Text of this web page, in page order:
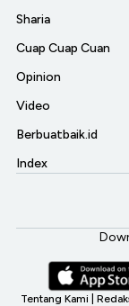
Sharia
Cuap Cuap Cuan
Opinion
Video
Berbuatbaik.id
Index
Tentang Kami